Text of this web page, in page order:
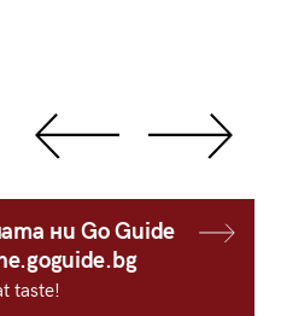
ни Go Guide
taste!